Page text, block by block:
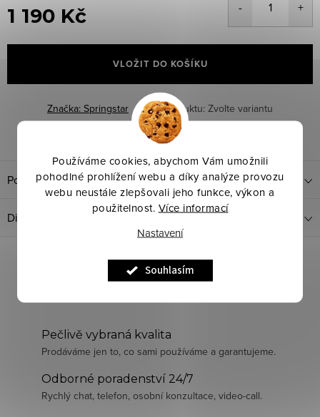
Používáme cookies, abychom Vám umožnili
pohodlné prohlížení webu a díky analýze provozu
webu neustále zlepšovali jeho funkce, výkon a
použitelnost. Více informací
Nastavení
Souhlasím
1 190 Kč
cena:
VLOŽIT DO KOŠÍKU
Značka: Springstar Kód produktu: Zvolte variantu
Dotaz k produktu
Popis produktu
Diskuze
Pečlivě vybraná kvalita
Prodáváme jen to, co sami používáme a garantujeme.
Odborné poradenství 24/7
Rychlý chat, telefon, osobní konzultace, video-call.